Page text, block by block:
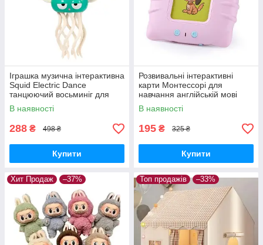
Іграшка музична інтерактивна
Squid Electric Dance
танцюючий восьминіг для
малюків Зелений
В наявності
288 ₴ 498 ₴
Купити
Розвивальні інтерактивні
карти Монтессорі для
навчання англійській мові
Рожевий
В наявності
195 ₴ 325 ₴
Купити
Хит Продаж –37% Топ продажів –33%